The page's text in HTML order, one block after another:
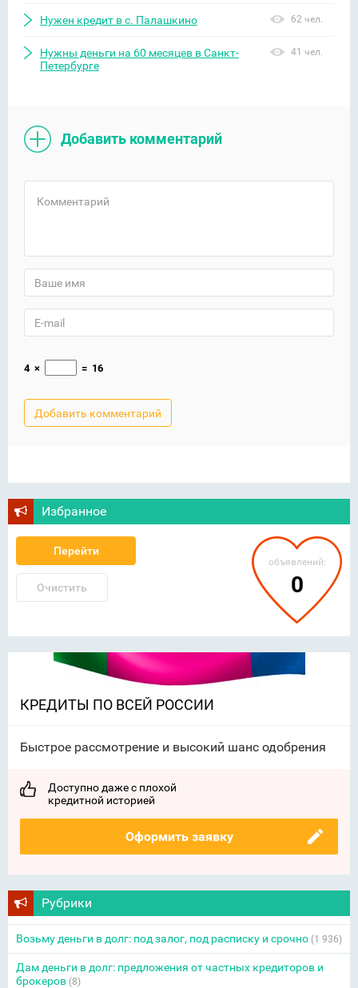
Нужен кредит в с. Палашкино 62 чел.
Нужны деньги на 60 месяцев в Санкт-
Петербурге
41 чел.
Добавить комментарий
4 × = 16
Избранное
Перейти
Очистить
объявлений:
0
КРЕДИТЫ ПО ВСЕЙ РОССИИ
Быстрое рассмотрение и высокий шанс одобрения
Доступно даже с плохой
кредитной историей
Оформить заявку
Рубрики
Возьму деньги в долг: под залог, под расписку и срочно (1 936)
Дам деньги в долг: предложения от частных кредиторов и
брокеров (8)